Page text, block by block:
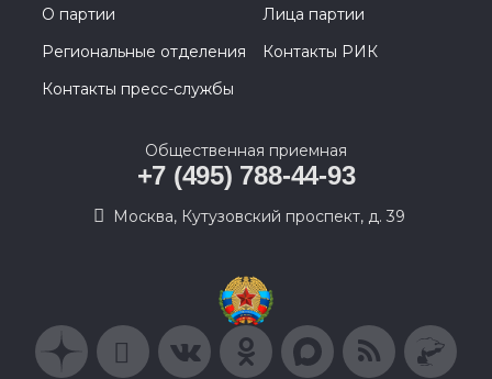
О партии
Лица партии
Региональные отделения
Контакты РИК
Контакты пресс-службы
Общественная приемная
+7 (495) 788-44-93
Москва, Кутузовский проспект, д. 39